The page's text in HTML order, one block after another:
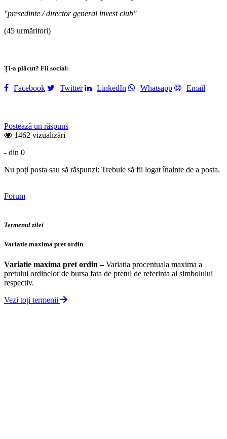
"presedinte / director general invest club"
(45 urmăritori)
Ți-a plăcut? Fii social:
Facebook Twitter LinkedIn Whatsapp Email
Postează un răspuns
1462 vizualizări
- din 0
Nu poți posta sau să răspunzi: Trebuie să fii logat înainte de a posta.
Forum
Termenul zilei
Variatie maxima pret ordin
Variatie maxima pret ordin –Variatia procentuala maxima a
pretului ordinelor de bursa fata de pretul de referinta al simbolului
respectiv.
Vezi toți termenii